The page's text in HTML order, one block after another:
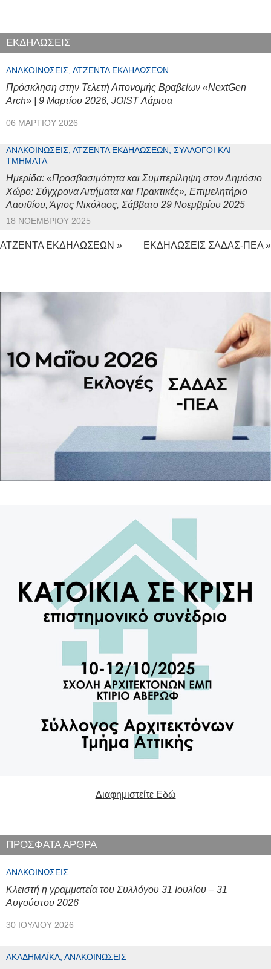
ΕΚΔΗΛΩΣΕΙΣ
ΑΝΑΚΟΙΝΏΣΕΙΣ, ΑΤΖΈΝΤΑ ΕΚΔΗΛΏΣΕΩΝ
Πρόσκληση στην Τελετή Απονομής Βραβείων «NextGen
Arch» | 9 Μαρτίου 2026, JOIST Λάρισα
06 ΜΑΡΤΊΟΥ 2026
ΑΝΑΚΟΙΝΏΣΕΙΣ, ΑΤΖΈΝΤΑ ΕΚΔΗΛΏΣΕΩΝ, ΣΎΛΛΟΓΟΙ ΚΑΙ
ΤΜΉΜΑΤΑ
Ημερίδα: «Προσβασιμότητα και Συμπερίληψη στον Δημόσιο
Χώρο: Σύγχρονα Αιτήματα και Πρακτικές», Επιμελητήριο
Λασιθίου, Άγιος Νικόλαος, Σάββατο 29 Νοεμβρίου 2025
18 ΝΟΕΜΒΡΊΟΥ 2025
ΑΤΖΕΝΤΑ ΕΚΔΗΛΩΣΕΩΝ » ΕΚΔΗΛΩΣΕΙΣ ΣΑΔΑΣ-ΠΕΑ »
Διαφημιστείτε Εδώ
ΠΡΟΣΦΑΤΑ ΑΡΘΡΑ
ΑΝΑΚΟΙΝΏΣΕΙΣ
Κλειστή η γραμματεία του Συλλόγου 31 Ιουλίου – 31
Αυγούστου 2026
30 ΙΟΥΛΊΟΥ 2026
ΑΚΑΔΗΜΑΪΚΆ, ΑΝΑΚΟΙΝΏΣΕΙΣ